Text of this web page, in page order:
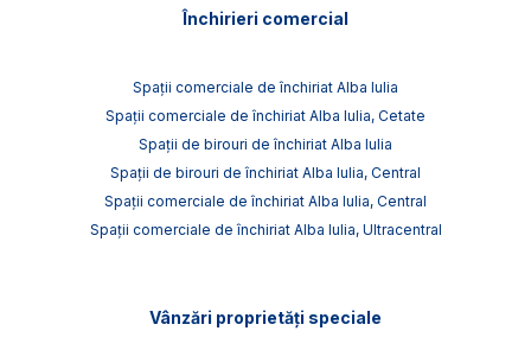
Închirieri comercial
Spații comerciale de închiriat Alba Iulia
Spații comerciale de închiriat Alba Iulia, Cetate
Spații de birouri de închiriat Alba Iulia
Spații de birouri de închiriat Alba Iulia, Central
Spații comerciale de închiriat Alba Iulia, Central
Spații comerciale de închiriat Alba Iulia, Ultracentral
Vânzări proprietăți speciale